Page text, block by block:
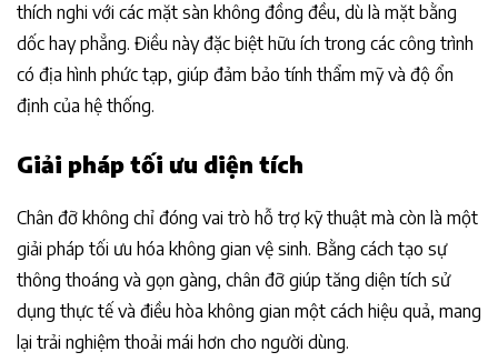
thích nghi với các mặt sàn không đồng đều, dù là mặt bằng
dốc hay phẳng. Điều này đặc biệt hữu ích trong các công trình
có địa hình phức tạp, giúp đảm bảo tính thẩm mỹ và độ ổn
định của hệ thống.
Giải pháp tối ưu diện tích
Chân đỡ không chỉ đóng vai trò hỗ trợ kỹ thuật mà còn là một
giải pháp tối ưu hóa không gian vệ sinh. Bằng cách tạo sự
thông thoáng và gọn gàng, chân đỡ giúp tăng diện tích sử
dụng thực tế và điều hòa không gian một cách hiệu quả, mang
lại trải nghiệm thoải mái hơn cho người dùng.